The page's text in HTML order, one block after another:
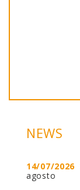
NEWS
14/07/2026
agosto